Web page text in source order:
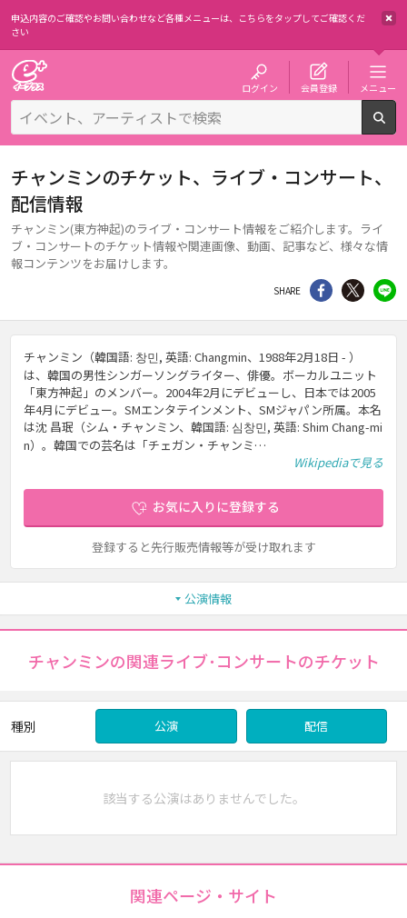
申込内容のご確認やお問い合わせなど各種メニューは、 こちらをタップしてご確認くだ
さい
ログイン 会員登録 メニュー
チャンミンのチケット、ライブ・コンサート、
配信情報
チャンミン(東方神起)のライブ・コンサート情報をご紹介します。ライ
ブ・コンサートのチケット情報や関連画像、動画、記事など、様々な情
報コンテンツをお届けします。
SHARE シェア Twitter
チャンミン（韓国語: 창민, 英語: Changmin、1988年2月18日 - ）
は、韓国の男性シンガーソングライター、俳優。ボーカルユニット
「東方神起」のメンバー。2004年2月にデビューし、日本では2005
年4月にデビュー。SMエンタテインメント、SMジャパン所属。本名
は沈 昌珉（シム・チャンミン、韓国語: 심창민, 英語: Shim Chang-mi
n）。韓国での芸名は「チェガン・チャンミ…
Wikipediaで見る
お気に入りに登録する
登録すると先行販売情報等が受け取れます
公演情報
チャンミンの関連ライブ･コンサートのチケット
種別 公演 配信
該当する公演はありませんでした。
関連ページ・サイト